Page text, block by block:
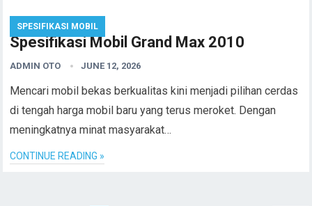
SPESIFIKASI MOBIL
Spesifikasi Mobil Grand Max 2010
ADMIN OTO JUNE 12, 2026
Mencari mobil bekas berkualitas kini menjadi pilihan cerdas
di tengah harga mobil baru yang terus meroket. Dengan
meningkatnya minat masyarakat…
CONTINUE READING »